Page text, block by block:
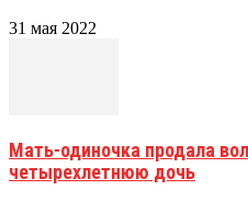
31 мая 2022
Мать-одиночка продала
четырехлетнюю дочь